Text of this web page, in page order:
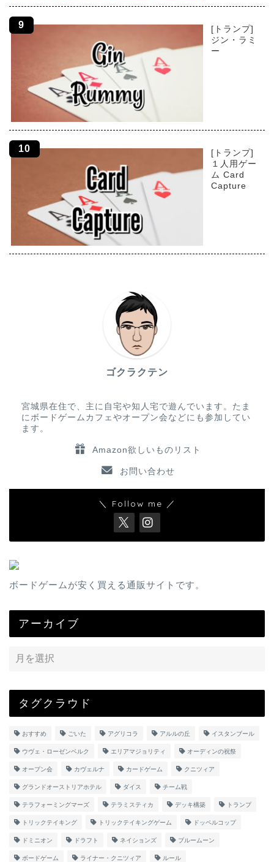
[トランプ]
ジン・ラミ
ー
[トランプ]
１人用ゲー
ム Card
Capture
ゴクラクテン
宮城県在住で、主に自宅や知人宅で遊んでいます。たま
にボードゲームカフェやオープン会などにも参加してい
ます。
Amazon欲しいものリスト
お問い合わせ
＼ Follow me ／
ボードゲームが安く買える通販サイトです。
アーカイブ
タグクラウド
おすすめ ごいた アグリコラ アルルの丘 イスタンブール
ウヴェ・ローゼンベルク エリアマジョリティ オーディンの祝祭
オープン会 カヴェルナ カードゲーム クニツィア
グランドオーストリアホテル ダイス チーム戦
テラフォーミングマーズ テラミスティカ デッキ構築 トランプ
トリックテイキング トリックテイキングゲーム ドッペルコップ
ドミニオン ドラフト ネイションズ ブルームーン
ボードゲーム ライナー・クニツィア ルール